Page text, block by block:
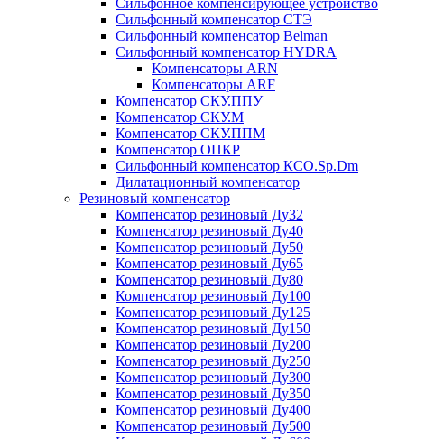
Сильфонное компенсирующее устройство
Сильфонный компенсатор СТЭ
Сильфонный компенсатор Belman
Сильфонный компенсатор HYDRA
Компенсаторы ARN
Компенсаторы ARF
Компенсатор СКУ.ППУ
Компенсатор СКУ.М
Компенсатор СКУ.ППМ
Компенсатор ОПКР
Сильфонный компенсатор КСО.Sp.Dm
Дилатационный компенсатор
Резиновый компенсатор
Компенсатор резиновый Ду32
Компенсатор резиновый Ду40
Компенсатор резиновый Ду50
Компенсатор резиновый Ду65
Компенсатор резиновый Ду80
Компенсатор резиновый Ду100
Компенсатор резиновый Ду125
Компенсатор резиновый Ду150
Компенсатор резиновый Ду200
Компенсатор резиновый Ду250
Компенсатор резиновый Ду300
Компенсатор резиновый Ду350
Компенсатор резиновый Ду400
Компенсатор резиновый Ду500